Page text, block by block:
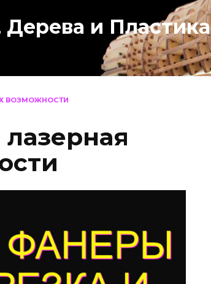
и Пластика
ВОЗМОЖНОСТИ